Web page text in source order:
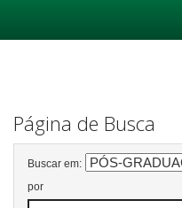
Página de Busca
Buscar em:
por